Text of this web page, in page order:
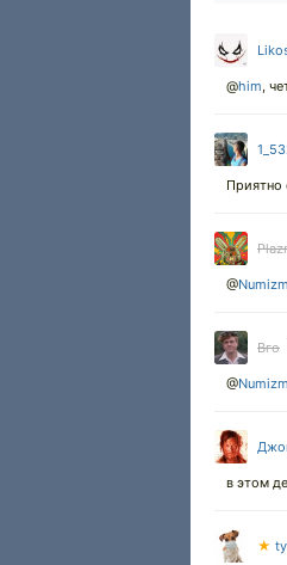
@him,
Приятно
@
Вго
@
в этом
★